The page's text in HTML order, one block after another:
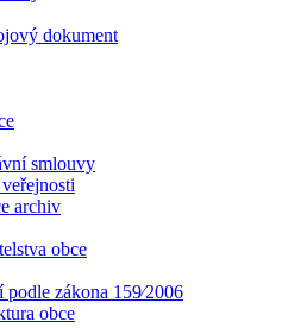
dokument
smlouvy
archiv
obce
podle zákona 159⁄2006
obce